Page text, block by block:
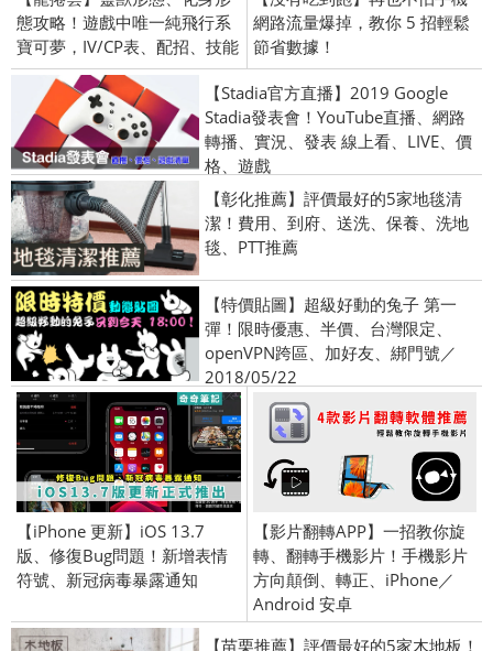
態攻略！遊戲中唯一純飛行系
寶可夢，IV/CP表、配招、技能
網路流量爆掉，教你 5 招輕鬆
節省數據！
【Stadia官方直播】2019 Google
Stadia發表會！YouTube直播、網路
轉播、實況、發表 線上看、LIVE、價
格、遊戲
【彰化推薦】評價最好的5家地毯清
潔！費用、到府、送洗、保養、洗地
毯、PTT推薦
【特價貼圖】超級好動的兔子 第一
彈！限時優惠、半價、台灣限定、
openVPN跨區、加好友、綁門號／
2018/05/22
【iPhone 更新】iOS 13.7
版、修復Bug問題！新增表情
符號、新冠病毒暴露通知
【影片翻轉APP】一招教你旋
轉、翻轉手機影片！手機影片
方向顛倒、轉正、iPhone／
Android 安卓
【苗栗推薦】評價最好的5家木地板！